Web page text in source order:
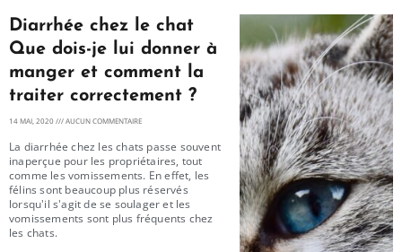
Diarrhée chez le chat
Que dois-je lui donner à
manger et comment la
traiter correctement ?
14 MAI, 2020 AUCUN COMMENTAIRE
La diarrhée chez les chats passe souvent
inaperçue pour les propriétaires, tout
comme les vomissements. En effet, les
félins sont beaucoup plus réservés
lorsqu'il s'agit de se soulager et les
vomissements sont plus fréquents chez
les chats.